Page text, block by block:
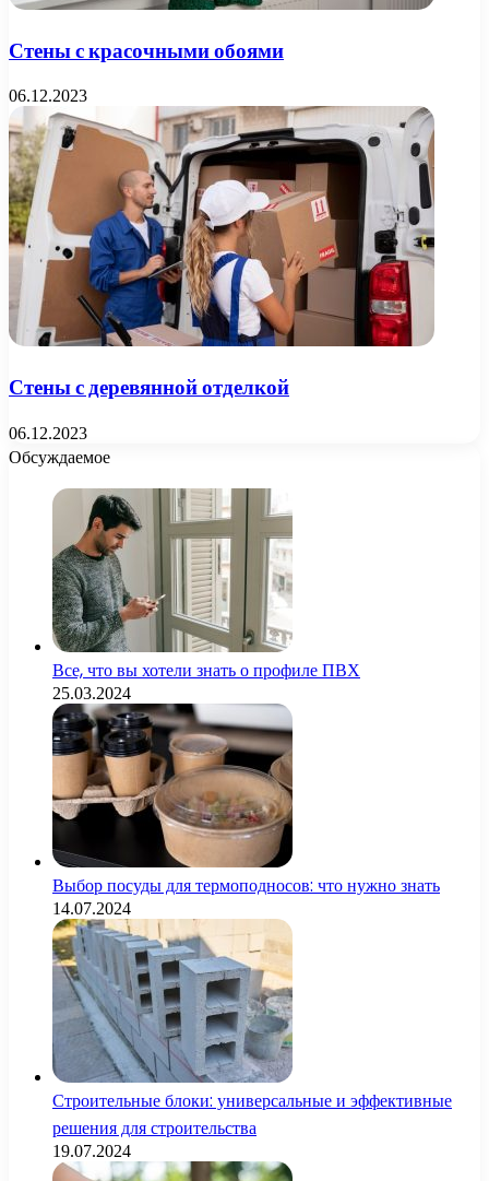
Стены с красочными обоями
06.12.2023
Стены с деревянной отделкой
06.12.2023
Обсуждаемое
Все, что вы хотели знать о профиле ПВХ
25.03.2024
Выбор посуды для термоподносов: что нужно знать
14.07.2024
Строительные блоки: универсальные и эффективные
решения для строительства
19.07.2024